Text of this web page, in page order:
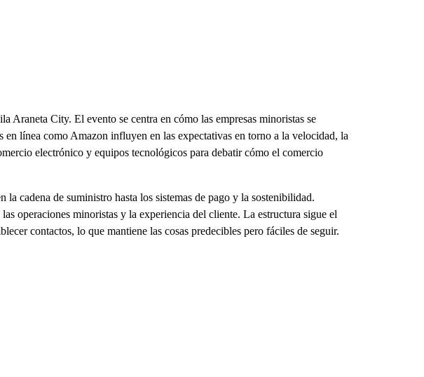
City. El evento se centra en cómo las empresas minoristas se
en línea como Amazon influyen en las expectativas en torno a la velocidad, la
electrónico y equipos tecnológicos para debatir cómo el comercio
cadena de suministro hasta los sistemas de pago y la sostenibilidad.
operaciones minoristas y la experiencia del cliente. La estructura sigue el
contactos, lo que mantiene las cosas predecibles pero fáciles de seguir.